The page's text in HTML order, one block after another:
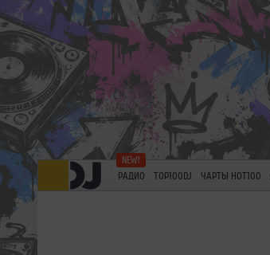
РАДИО TOP100DJ ЧАРТЫ HOT100